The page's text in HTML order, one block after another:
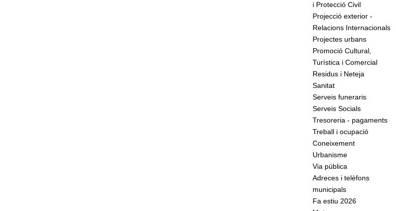
i Protecció Civil
Projecció exterior -
Relacions Internacionals
Projectes urbans
Promoció Cultural,
Turística i Comercial
Residus i Neteja
Sanitat
Serveis funeraris
Serveis Socials
Tresoreria - pagaments
Treball i ocupació
Coneixement
Urbanisme
Via pública
Adreces i telèfons
municipals
Fa estiu 2026